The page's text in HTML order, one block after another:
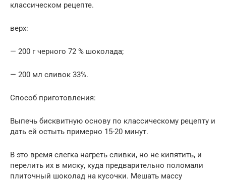
классическом рецепте.
верх:
— 200 г черного 72 % шоколада;
— 200 мл сливок 33%.
Способ приготовления:
Выпечь бисквитную основу по классическому рецепту и
дать ей остыть примерно 15-20 минут.
В это время слегка нагреть сливки, но не кипятить, и
перелить их в миску, куда предварительно поломали
плиточный шоколад на кусочки. Мешать массу